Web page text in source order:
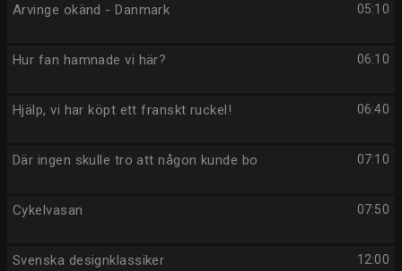
05:10
Arvinge okänd - Danmark
06:10
Hur fan hamnade vi här?
06:40
Hjälp, vi har köpt ett franskt ruckel!
07:10
Där ingen skulle tro att någon kunde bo
07:50
Cykelvasan
12:00
Svenska designklassiker